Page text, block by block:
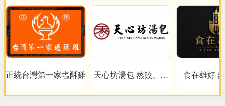
正統台灣第一家塩酥雞
天心坊湯包 蒸餃、鍋
圓
食在雄好